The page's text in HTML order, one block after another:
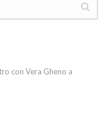
con Vera Gheno a